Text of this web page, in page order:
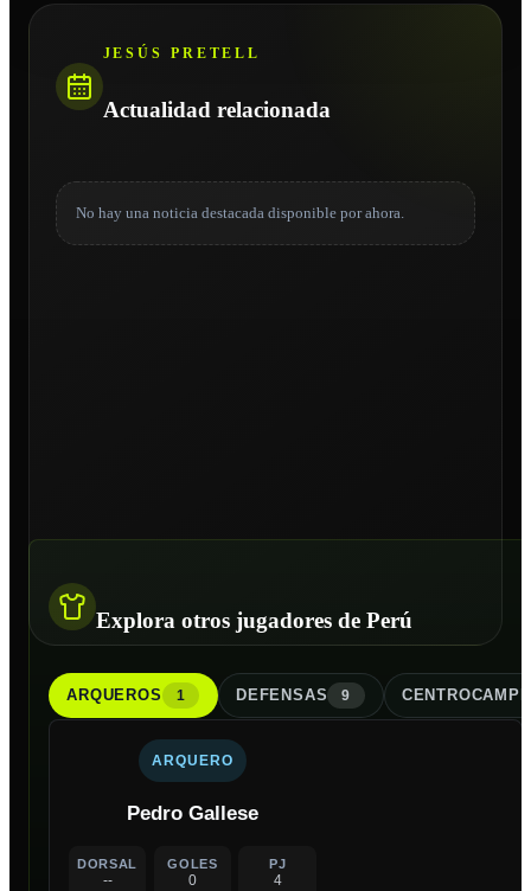
JESÚS PRETELL
Actualidad relacionada
No hay una noticia destacada disponible por ahora.
Explora otros jugadores de Perú
ARQUEROS 1 DEFENSAS 9
ARQUERO
Pedro Gallese
DORSAL
--
GOLES
0
PJ
4